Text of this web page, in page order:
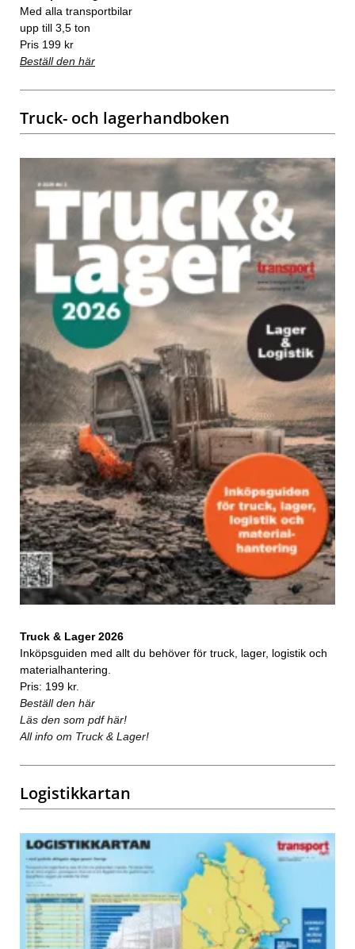
Med alla transportbilar
upp till 3,5 ton
Pris 199 kr
Beställ den här
Truck- och lagerhandboken
Truck & Lager 2026
Inköpsguiden med allt du behöver för truck, lager, logistik och
materialhantering.
Pris: 199 kr.
Beställ den här
Läs den som pdf här!
All info om Truck & Lager!
Logistikkartan